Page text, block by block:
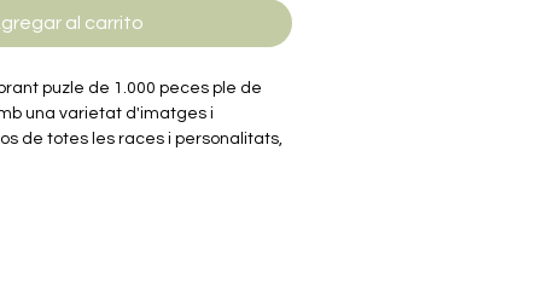
al carrito
puzle de 1.000 peces ple de
una varietat d'imatges i
de totes les races i personalitats,